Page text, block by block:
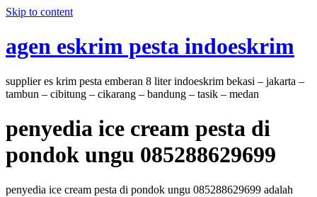
Skip to content
agen eskrim pesta indoeskrim
supplier es krim pesta emberan 8 liter indoeskrim bekasi – jakarta –
tambun – cibitung – cikarang – bandung – tasik – medan
penyedia ice cream pesta di
pondok ungu 085288629699
penyedia ice cream pesta di pondok ungu 085288629699 adalah